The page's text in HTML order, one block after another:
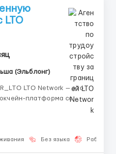
LTO
(Эльблонг)
— это
платформа со
Мы создаем
(включая проекты для
и
Без языка Работа